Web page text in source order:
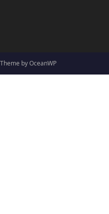
by OceanWP